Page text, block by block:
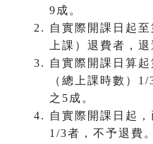
9成。
自實際開課日起
上課）退費者，
自實際開課日算
（總上課時數）
之5成。
自實際開課日起
1/3者，不予退費。